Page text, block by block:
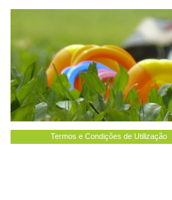
Termos e Condições de Utilização